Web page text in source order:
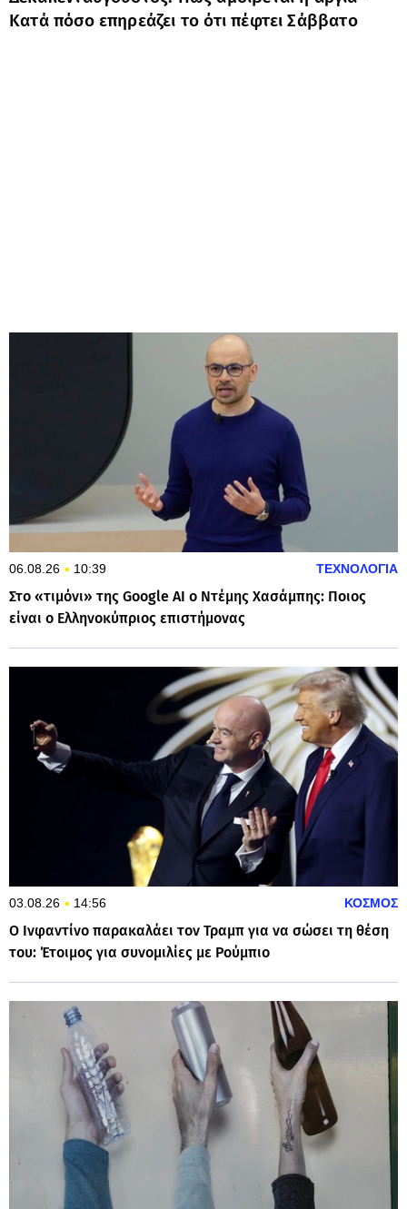
Κατά πόσο επηρεάζει το ότι πέφτει Σάββατο
06.08.26 10:39 ΤΕΧΝΟΛΟΓΙΑ
Στο «τιμόνι» της Google ΑI o Ντέμης Χασάμπης: Ποιος
είναι ο Ελληνοκύπριος επιστήμονας
03.08.26 14:56 ΚΟΣΜΟΣ
Ο Ινφαντίνο παρακαλάει τον Τραμπ για να σώσει τη θέση
του: Έτοιμος για συνομιλίες με Ρούμπιο